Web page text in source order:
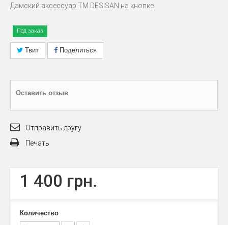
Дамский аксессуар ТМ DESISAN на кнопке.
Под заказ
Твит Поделиться
Оставить отзыв
Отправить другу
Печать
1 400 грн.
Количество